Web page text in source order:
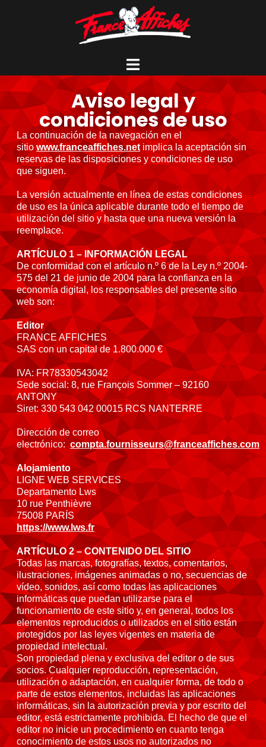
Aviso legal y
condiciones de uso
La continuación de la navegación en el
sitio www.franceaffiches.net implica la aceptación sin
reservas de las disposiciones y condiciones de uso
que siguen.
La versión actualmente en línea de estas condiciones
de uso es la única aplicable durante todo el tiempo de
utilización del sitio y hasta que una nueva versión la
reemplace.
ARTÍCULO 1 – INFORMACIÓN LEGAL
De conformidad con el artículo n.º 6 de la Ley n.º 2004-
575 del 21 de junio de 2004 para la confianza en la
economía digital, los responsables del presente sitio
web son:
Editor
FRANCE AFFICHES
SAS con un capital de 1.800.000 €
IVA: FR78330543042
Sede social: 8, rue François Sommer – 92160
ANTONY
Siret: 330 543 042 00015 RCS NANTERRE
Dirección de correo
electrónico: compta.fournisseurs@franceaffiches.com
Alojamiento
LIGNE WEB SERVICES
Departamento Lws
10 rue Penthièvre
75008 PARÍS
https://www.lws.fr
ARTÍCULO 2 – CONTENIDO DEL SITIO
Todas las marcas, fotografías, textos, comentarios,
ilustraciones, imágenes animadas o no, secuencias de
vídeo, sonidos, así como todas las aplicaciones
informáticas que puedan utilizarse para el
funcionamiento de este sitio y, en general, todos los
elementos reproducidos o utilizados en el sitio están
protegidos por las leyes vigentes en materia de
propiedad intelectual.
Son propiedad plena y exclusiva del editor o de sus
socios. Cualquier reproducción, representación,
utilización o adaptación, en cualquier forma, de todo o
parte de estos elementos, incluidas las aplicaciones
informáticas, sin la autorización previa y por escrito del
editor, está estrictamente prohibida. El hecho de que el
editor no inicie un procedimiento en cuanto tenga
conocimiento de estos usos no autorizados no